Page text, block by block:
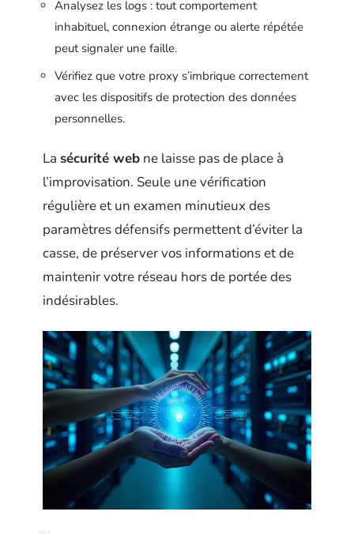
Analysez les logs : tout comportement
inhabituel, connexion étrange ou alerte répétée
peut signaler une faille.
Vérifiez que votre proxy s’imbrique correctement
avec les dispositifs de protection des données
personnelles.
La sécurité web ne laisse pas de place à
l’improvisation. Seule une vérification
régulière et un examen minutieux des
paramètres défensifs permettent d’éviter la
casse, de préserver vos informations et de
maintenir votre réseau hors de portée des
indésirables.